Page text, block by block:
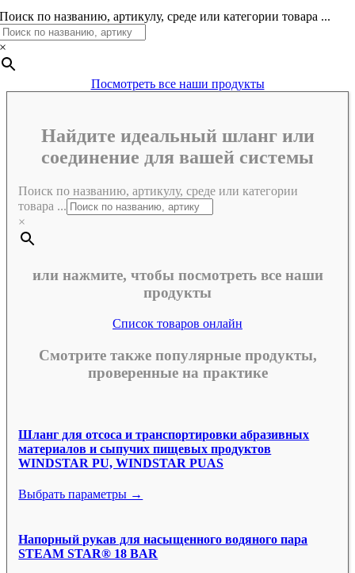
Поиск по названию, артикулу, среде или категории товара ...
×
Посмотреть все наши продукты
Найдите идеальный шланг или
соединение для вашей системы
Поиск по названию, артикулу, среде или категории
товара ...
×
или нажмите, чтобы посмотреть все наши
продукты
Список товаров онлайн
Смотрите также популярные продукты,
проверенные на практике
Шланг для отсоса и транспортировки абразивных
материалов и сыпучих пищевых продуктов
WINDSTAR PU, WINDSTAR PUAS
Выбрать параметры →
Напорный рукав для насыщенного водяного пара
STEAM STAR® 18 BAR